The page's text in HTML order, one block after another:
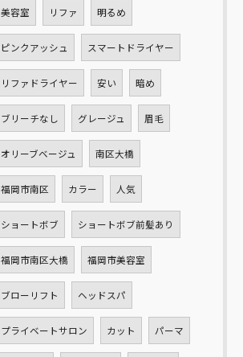
美容室 リファ 明るめ
ピンクアッシュ スマートドライヤー
リファドライヤー 安い 暗め
ブリーチなし グレージュ 眉毛
オリーブベージュ 南区大橋
福岡市南区 カラー 人気
ショートボブ ショートボブ前髪あり
福岡市南区大橋 福岡市美容室
ブローリフト ヘッドスパ
プライベートサロン カット パーマ